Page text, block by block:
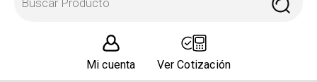
Mi cuenta Ver Cotización